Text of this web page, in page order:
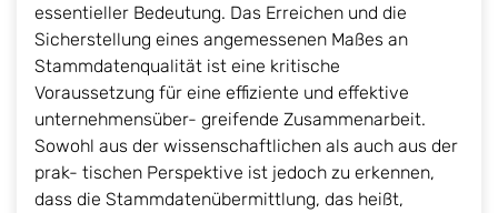
essentieller Bedeutung. Das Erreichen und die
Sicherstellung eines angemessenen Maßes an
Stammdatenqualität ist eine kritische
Voraussetzung für eine effiziente und effektive
unternehmensüber- greifende Zusammenarbeit.
Sowohl aus der wissenschaftlichen als auch aus der
prak- tischen Perspektive ist jedoch zu erkennen,
dass die Stammdatenübermittlung, das heißt,